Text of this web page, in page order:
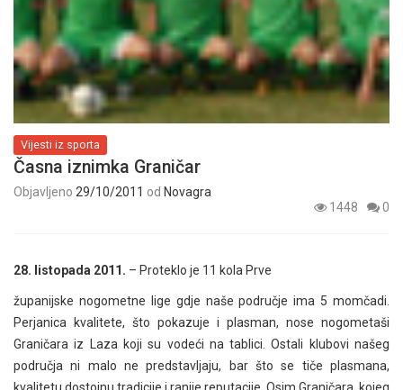
Vijesti iz sporta
Časna iznimka Graničar
Objavljeno 29/10/2011 od Novagra
1448
0
28. listopada 2011. – Proteklo je 11 kola Prve
županijske nogometne lige gdje naše područje ima 5 momčadi.
Perjanica kvalitete, što pokazuje i plasman, nose nogometaši
Graničara iz Laza koji su vodeći na tablici. Ostali klubovi našeg
područja ni malo ne predstavljaju, bar što se tiče plasmana,